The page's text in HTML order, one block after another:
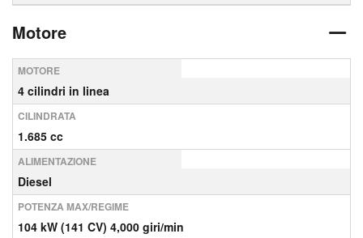
Motore
MOTORE
4 cilindri in linea
CILINDRATA
1.685 cc
ALIMENTAZIONE
Diesel
POTENZA MAX/REGIME
104 kW (141 CV) 4,000 giri/min